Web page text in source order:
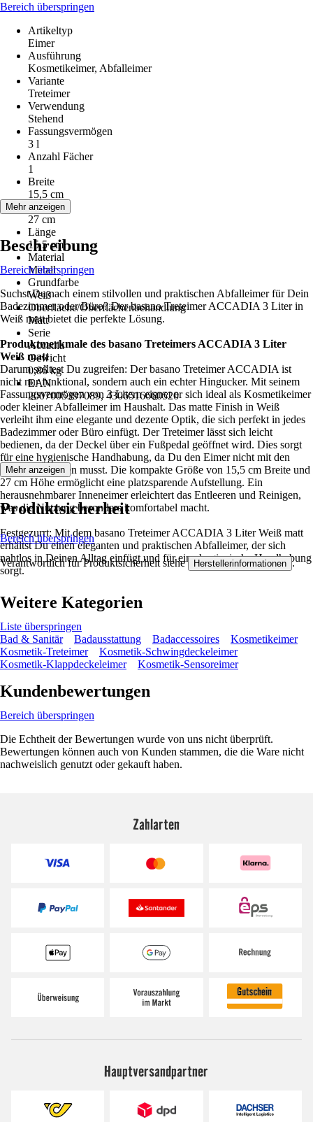
Bereich überspringen
Artikeltyp
Eimer
Ausführung
Kosmetikeimer, Abfalleimer
Variante
Treteimer
Verwendung
Stehend
Fassungsvermögen
3 l
Anzahl Fächer
1
Breite
15,5 cm
Höhe
27 cm
Länge
15,5 cm
Material
Metall
Grundfarbe
Weiß
Oberfläche/Oberflächenbehandlung
Matt
Serie
Accadia
Gewicht
0,86 kg
EAN
2007005397089, 4306516660520
Mehr anzeigen
Beschreibung
Bereich überspringen
Suchst Du nach einem stilvollen und praktischen Abfalleimer für Dein
Badezimmer oder Büro? Der basano Treteimer ACCADIA 3 Liter in
Weiß matt bietet die perfekte Lösung.
Produktmerkmale des basano Treteimers ACCADIA 3 Liter
Weiß matt
Darum solltest Du zugreifen: Der basano Treteimer ACCADIA ist
nicht nur funktional, sondern auch ein echter Hingucker. Mit seinem
Fassungsvermögen von 3 Litern eignet er sich ideal als Kosmetikeimer
oder kleiner Abfalleimer im Haushalt. Das matte Finish in Weiß
verleiht ihm eine elegante und dezente Optik, die sich perfekt in jedes
Badezimmer oder Büro einfügt. Der Treteimer lässt sich leicht
bedienen, da der Deckel über ein Fußpedal geöffnet wird. Dies sorgt
für eine hygienische Handhabung, da Du den Eimer nicht mit den
Händen berühren musst. Die kompakte Größe von 15,5 cm Breite und
27 cm Höhe ermöglicht eine platzsparende Aufstellung. Ein
herausnehmbarer Inneneimer erleichtert das Entleeren und Reinigen,
was die Nutzung besonders komfortabel macht.
Festgezurrt: Mit dem basano Treteimer ACCADIA 3 Liter Weiß matt
erhältst Du einen eleganten und praktischen Abfalleimer, der sich
nahtlos in Deinen Alltag einfügt und für eine hygienische Handhabung
sorgt.
Mehr anzeigen
Produktsicherheit
Bereich überspringen
Verantwortlich für Produktsicherheit siehe Herstellerinformationen .
Weitere Kategorien
Liste überspringen
Bad & Sanitär
Badausstattung Badaccessoires
Kosmetikeimer
Kosmetik-Treteimer
Kosmetik-Schwingdeckeleimer
Kosmetik-Klappdeckeleimer
Kosmetik-Sensoreimer
Kundenbewertungen
Bereich überspringen
Die Echtheit der Bewertungen wurde von uns nicht überprüft.
Bewertungen können auch von Kunden stammen, die die Ware nicht
nachweislich genutzt oder gekauft haben.
Zahlarten
Hauptversandpartner